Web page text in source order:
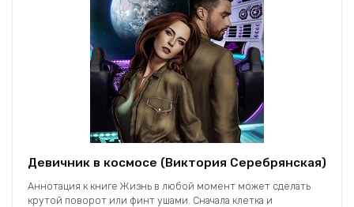
Девичник в космосе (Виктория Серебрянская)
Аннотация к книге Жизнь в любой момент может сделать
крутой поворот или финт ушами. Сначала клетка и